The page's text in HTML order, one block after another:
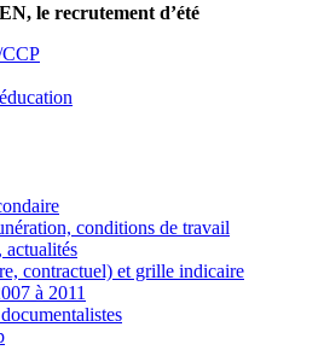
le recrutement d’été
conditions de travail
actualités
contractuel) et grille indicaire
à 2011